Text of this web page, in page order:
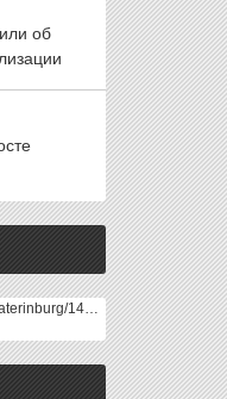
об
world-weather.ru/pogoda/russia/yekaterinburg/14days/